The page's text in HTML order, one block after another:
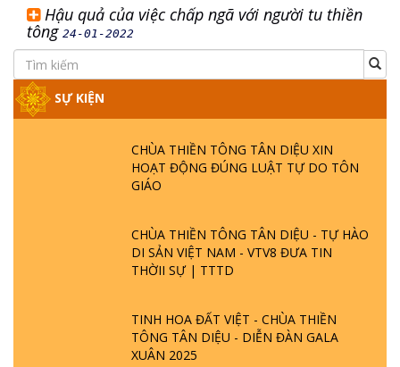
Hậu quả của việc chấp ngã với người tu thiền
tông 24-01-2022
SỰ KIỆN
CHÙA THIỀN TÔNG TÂN DIỆU XIN
HOẠT ĐỘNG ĐÚNG LUẬT TỰ DO TÔN
GIÁO
CHÙA THIỀN TÔNG TÂN DIỆU - TỰ HÀO
DI SẢN VIỆT NAM - VTV8 ĐƯA TIN
THỜII SỰ | TTTD
TINH HOA ĐẤT VIỆT - CHÙA THIỀN
TÔNG TÂN DIỆU - DIỄN ĐÀN GALA
XUÂN 2025